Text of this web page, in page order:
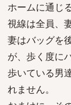
ホームに通じ
視線は全員、
妻はバッグを
が、歩く度に
歩いている男
れません。